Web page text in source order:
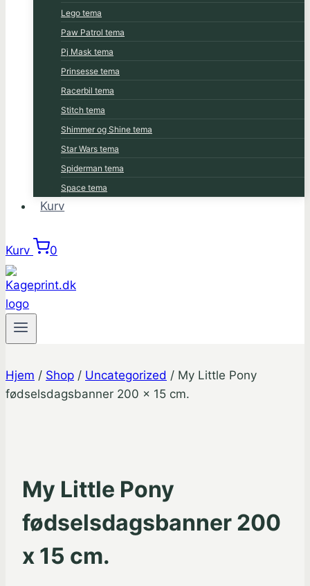
Lego tema
Paw Patrol tema
Pj Mask tema
Prinsesse tema
Racerbil tema
Stitch tema
Shimmer og Shine tema
Star Wars tema
Spiderman tema
Space tema
Kurv
Kurv 0
Hjem / Shop / Uncategorized / My Little Pony
fødselsdagsbanner 200 x 15 cm.
My Little Pony
fødselsdagsbanner 200
x 15 cm.